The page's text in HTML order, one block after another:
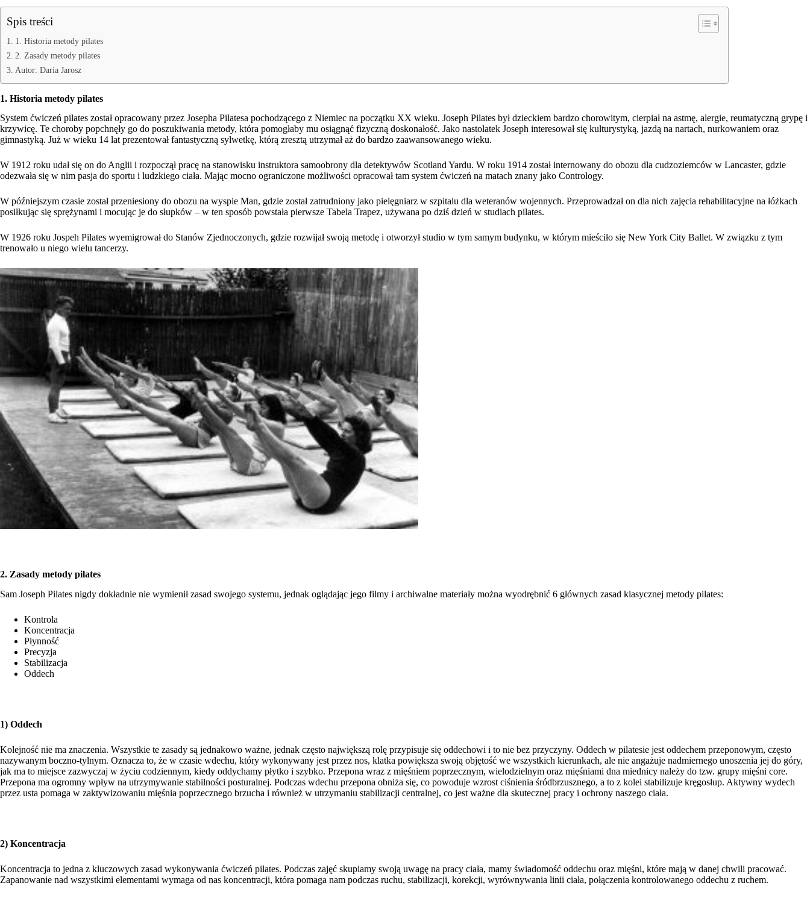
Spis treści
1. Historia metody pilates
2. Zasady metody pilates
Autor: Daria Jarosz
1. Historia metody pilates
System ćwiczeń pilates został opracowany przez Josepha Pilatesa pochodzącego z Niemiec na początku XX wieku. Joseph Pilates był dzieckiem bardzo chorowitym, cierpiał na astmę, alergie, reumatyczną grypę i
krzywicę. Te choroby popchnęły go do poszukiwania metody, która pomogłaby mu osiągnąć fizyczną doskonałość. Jako nastolatek Joseph interesował się kulturystyką, jazdą na nartach, nurkowaniem oraz
gimnastyką. Już w wieku 14 lat prezentował fantastyczną sylwetkę, którą zresztą utrzymał aż do bardzo zaawansowanego wieku.
W 1912 roku udał się on do Anglii i rozpoczął pracę na stanowisku instruktora samoobrony dla detektywów Scotland Yardu. W roku 1914 został internowany do obozu dla cudzoziemców w Lancaster, gdzie
odezwała się w nim pasja do sportu i ludzkiego ciała. Mając mocno ograniczone możliwości opracował tam system ćwiczeń na matach znany jako Contrology.
W późniejszym czasie został przeniesiony do obozu na wyspie Man, gdzie został zatrudniony jako pielęgniarz w szpitalu dla weteranów wojennych. Przeprowadzał on dla nich zajęcia rehabilitacyjne na łóżkach
posiłkując się sprężynami i mocując je do słupków – w ten sposób powstała pierwsze Tabela Trapez, używana po dziś dzień w studiach pilates.
W 1926 roku Jospeh Pilates wyemigrował do Stanów Zjednoczonych, gdzie rozwijał swoją metodę i otworzył studio w tym samym budynku, w którym mieściło się New York City Ballet. W związku z tym
trenowało u niego wielu tancerzy.
2. Zasady metody pilates
Sam Joseph Pilates nigdy dokładnie nie wymienił zasad swojego systemu, jednak oglądając jego filmy i archiwalne materiały można wyodrębnić 6 głównych zasad klasycznej metody pilates:
Kontrola
Koncentracja
Płynność
Precyzja
Stabilizacja
Oddech
1) Oddech
Kolejność nie ma znaczenia. Wszystkie te zasady są jednakowo ważne, jednak często największą rolę przypisuje się oddechowi i to nie bez przyczyny. Oddech w pilatesie jest oddechem przeponowym, często
nazywanym boczno-tylnym. Oznacza to, że w czasie wdechu, który wykonywany jest przez nos, klatka powiększa swoją objętość we wszystkich kierunkach, ale nie angażuje nadmiernego unoszenia jej do góry,
jak ma to miejsce zazwyczaj w życiu codziennym, kiedy oddychamy płytko i szybko. Przepona wraz z mięśniem poprzecznym, wielodzielnym oraz mięśniami dna miednicy należy do tzw. grupy mięśni core.
Przepona ma ogromny wpływ na utrzymywanie stabilności posturalnej. Podczas wdechu przepona obniża się, co powoduje wzrost ciśnienia śródbrzusznego, a to z kolei stabilizuje kręgosłup. Aktywny wydech
przez usta pomaga w zaktywizowaniu mięśnia poprzecznego brzucha i również w utrzymaniu stabilizacji centralnej, co jest ważne dla skutecznej pracy i ochrony naszego ciała.
2) Koncentracja
Koncentracja to jedna z kluczowych zasad wykonywania ćwiczeń pilates. Podczas zajęć skupiamy swoją uwagę na pracy ciała, mamy świadomość oddechu oraz mięśni, które mają w danej chwili pracować.
Zapanowanie nad wszystkimi elementami wymaga od nas koncentracji, która pomaga nam podczas ruchu, stabilizacji, korekcji, wyrównywania linii ciała, połączenia kontrolowanego oddechu z ruchem.